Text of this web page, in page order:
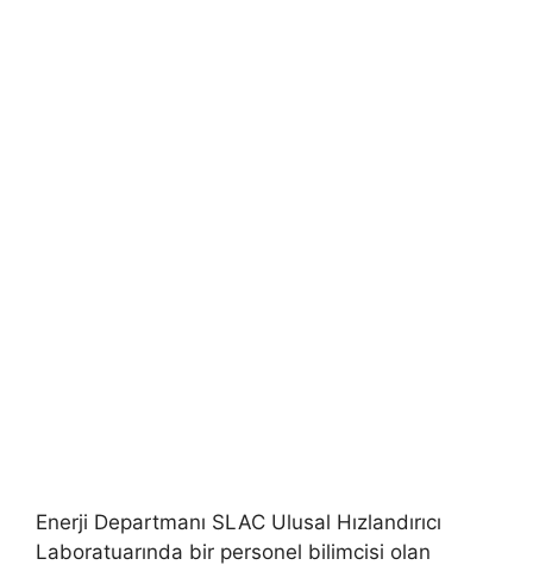
Enerji Departmanı SLAC Ulusal Hızlandırıcı
Laboratuarında bir personel bilimcisi olan